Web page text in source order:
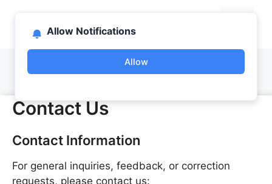
content
bootlab.in
Contact Us
Contact Information
For general inquiries, feedback, or correction
requests, please contact us:
Allow Notifications
Allow